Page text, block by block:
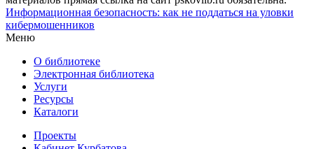
Информационная безопасность: как не поддаться на уловки
кибермошенников
Меню
О библиотеке
Электронная библиотека
Услуги
Ресурсы
Каталоги
Проекты